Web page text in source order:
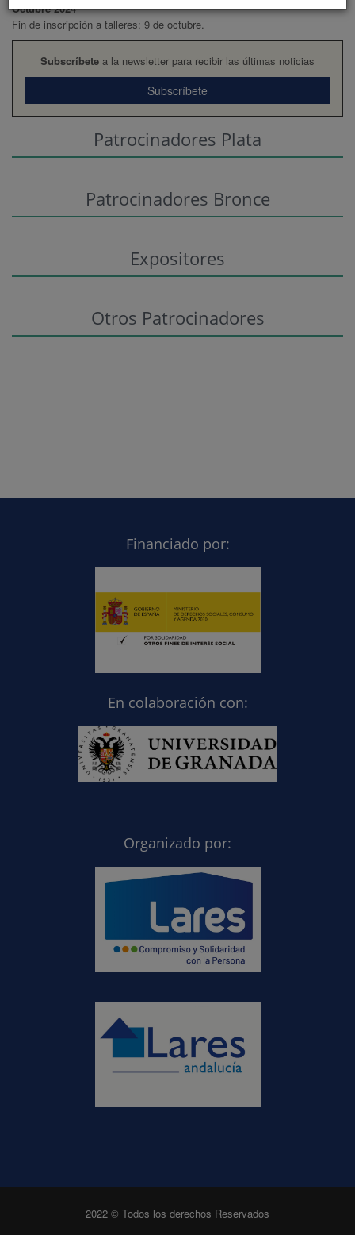
Octubre 2024
Fin de inscripción a talleres: 9 de octubre.
Subscríbete a la newsletter para recibir las últimas noticias
Subscríbete
Patrocinadores Plata
Patrocinadores Bronce
Expositores
Otros Patrocinadores
Financiado por:
En colaboración con:
Organizado por:
2022 © Todos los derechos Reservados